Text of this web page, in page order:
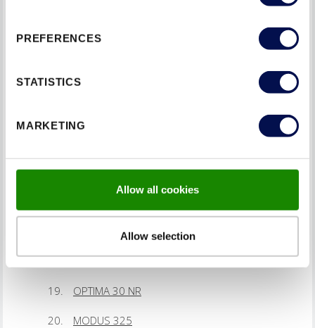
PREFERENCES
STATISTICS
MARKETING
Allow all cookies
Allow selection
-
TYP 70 SK3-45dB
TYP 70 SK2
TYP 48 T30 SK2
OPTIMA 30 NR
MODUS 325